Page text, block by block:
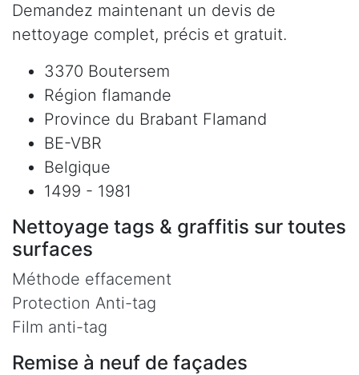
Demandez maintenant un devis de
nettoyage complet, précis et gratuit.
3370 Boutersem
Région flamande
Province du Brabant Flamand
BE-VBR
Belgique
1499 - 1981
Nettoyage tags & graffitis sur toutes
surfaces
Méthode effacement
Protection Anti-tag
Film anti-tag
Remise à neuf de façades